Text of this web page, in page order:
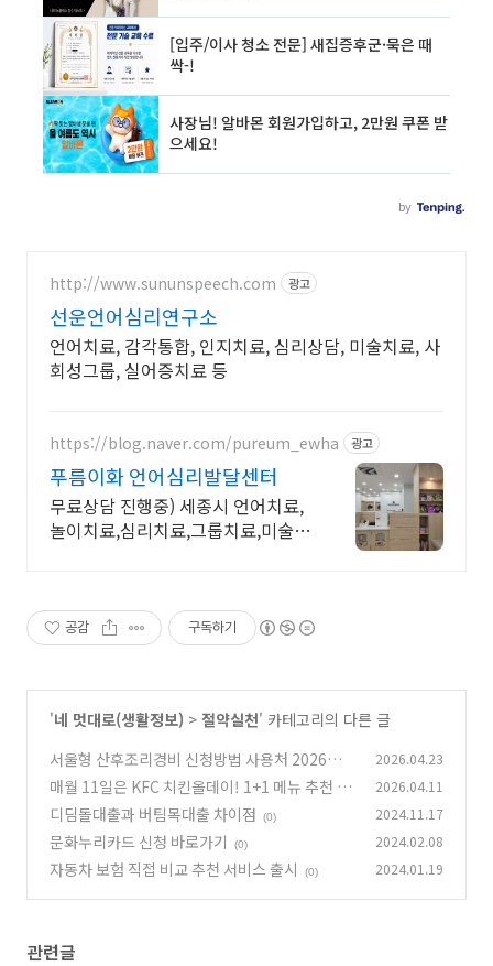
http://www.sununspeech.com 광고
선운언어심리연구소
언어치료, 감각통합, 인지치료, 심리상담, 미술치료, 사
회성그룹, 실어증치료 등
https://blog.naver.com/pureum_ewha 광고
푸름이화 언어심리발달센터
무료상담 진행중) 세종시 언어치료,
놀이치료,심리치료,그룹치료,미술치
공감 구독하기
'네 멋대로(생활정보) > 절약실천' 카테고리의 다른 글
서울형 산후조리경비 신청방법 사용처 2026년
총정리
(0)
2026.04.23
매월 11일은 KFC 치킨올데이! 1+1 메뉴 추천 및
유의사항 총정리
(0)
2026.04.11
디딤돌대출과 버팀목대출 차이점 (0) 2024.11.17
문화누리카드 신청 바로가기 (0) 2024.02.08
자동차 보험 직접 비교 추천 서비스 출시 (0) 2024.01.19
관련글